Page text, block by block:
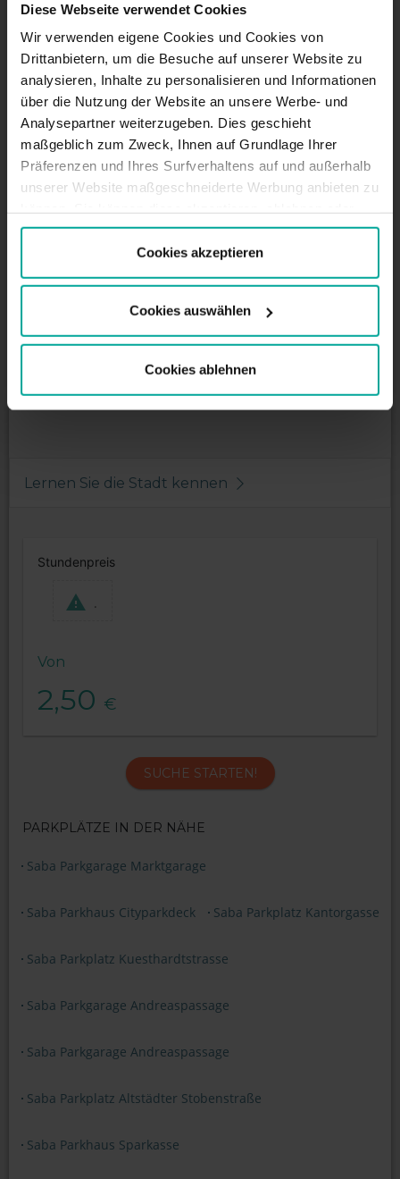
Diese Webseite verwendet Cookies
Wir verwenden eigene Cookies und Cookies von
Drittanbietern, um die Besuche auf unserer Website zu
analysieren, Inhalte zu personalisieren und Informationen
über die Nutzung der Website an unsere Werbe- und
Analysepartner weiterzugeben. Dies geschieht
maßgeblich zum Zweck, Ihnen auf Grundlage Ihrer
Präferenzen und Ihres Surfverhaltens auf und außerhalb
unserer Website maßgeschneiderte Werbung anbieten zu
Ihre Präferenzen auswählen, indem Sie auf die
entsprechende Schaltfläche klicken. Weitere
Informationen finden Sie in der Cookie-Richtlinie.
Cookies akzeptieren
Cookies auswählen
Cookies ablehnen
Unser Parkplatz SABA Ratsbauhof befindet sich in
einer Geschäfts- und Wohngegend und ist eine
ausgezeichnete Lösung, um Ihr Auto während der
Arbeit in der Nähe zu parken. Der Ratsbauhof
verfügt über viele Restaurants, Friseure,
Bekleidungsgeschäfte und Büros, so dass der
Parkplatz ein sehr bequemer Ort ist, um Ihr Auto so
lange wie nötig sicher aufzubewahren.
Tagestarif (07:00 - 20:00)
Erste 30min. - 1,50€
60min. - 2,50€
Jede weitere stunde - 1,60€
Nachttarif (20:00 - 07:00)
1. Stunde - 2,00€
Lernen Sie die Stadt kennen
Stundenpreis
.
Von
2,50 €
SUCHE STARTEN!
PARKPLÄTZE IN DER NÄHE
Saba Parkgarage Marktgarage
Saba Parkhaus Cityparkdeck Saba Parkplatz Kantorgasse
Saba Parkplatz Kuesthardtstrasse
Saba Parkgarage Andreaspassage
Saba Parkgarage Andreaspassage
Saba Parkplatz Altstädter Stobenstraße
Saba Parkhaus Sparkasse